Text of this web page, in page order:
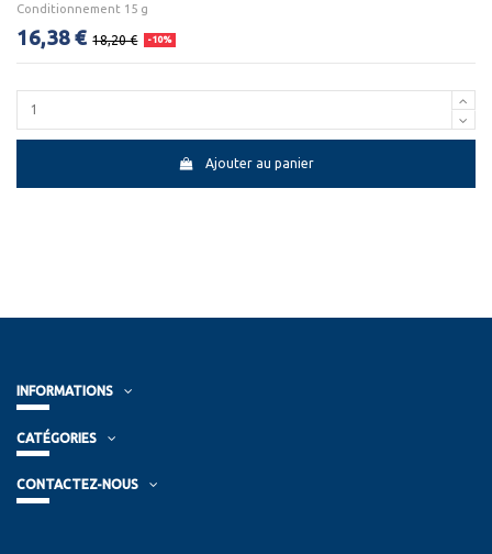
Conditionnement 15 g
16,38 € 18,20 € -10%
Ajouter au panier
INFORMATIONS
CATÉGORIES
CONTACTEZ-NOUS